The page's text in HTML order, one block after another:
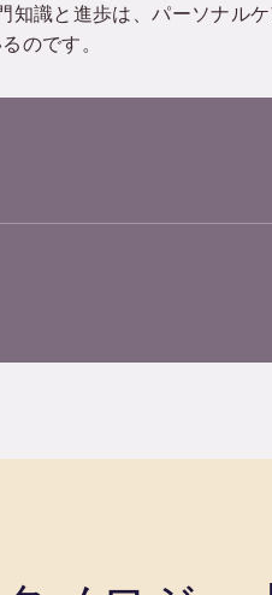
識と進歩は、パーソナル
のです。